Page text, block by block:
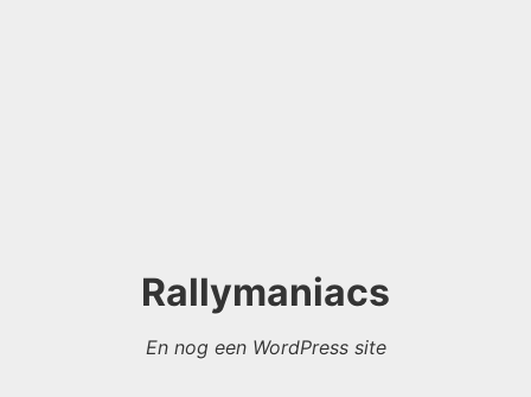
Rallymaniacs
En nog een WordPress site